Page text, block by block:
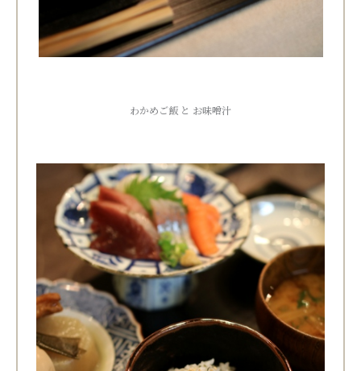
わかめご飯 と お味噌汁